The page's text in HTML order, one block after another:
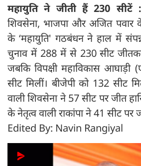
महायुति ने जीती हैं 230 सीटें :
शिवसेना, भाजपा और अजित पवार के
के ‘महायुति' गठबंधन ने हाल में संपन्न
चुनाव में 288 में से 230 सीट जीतकर
जबकि विपक्षी महाविकास आघाड़ी
सीट मिलीं। बीजेपी को 132 सीट
वाली शिवसेना ने 57 सीट पर जीत
के नेतृत्व वाली राकांपा ने 41 सीट पर
Edited By: Navin Rangiyal